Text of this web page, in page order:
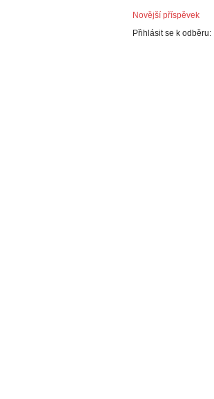
Novější příspěvek
Přihlásit se k odběru: